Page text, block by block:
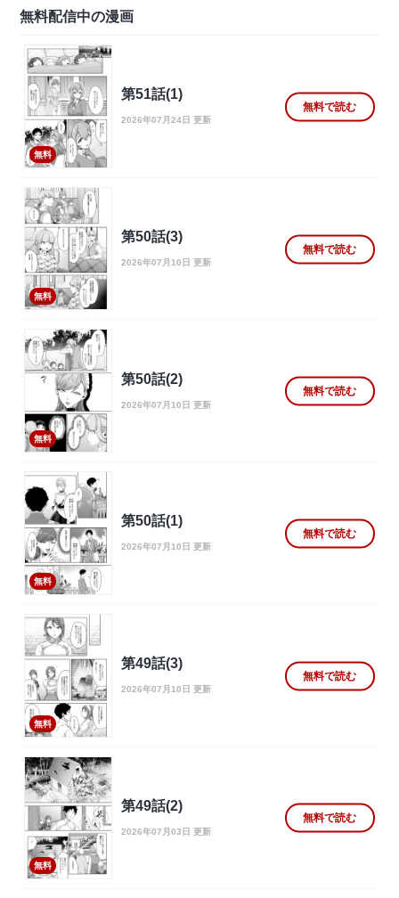
無料配信中の漫画
無料
第51話(1)
2026年07月24日 更新
無料で読む
無料
第50話(3)
2026年07月10日 更新
無料で読む
無料
第50話(2)
2026年07月10日 更新
無料で読む
無料
第50話(1)
2026年07月10日 更新
無料で読む
無料
第49話(3)
2026年07月10日 更新
無料で読む
無料
第49話(2)
2026年07月03日 更新
無料で読む